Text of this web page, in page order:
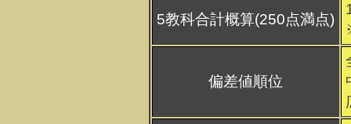
5教科合計概算(250点満点)
偏差値順位